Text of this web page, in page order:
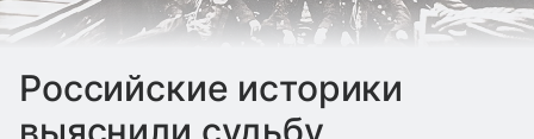
Российские историки